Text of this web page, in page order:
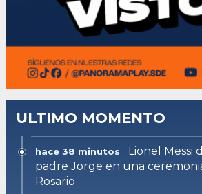
ULTIMO MOMENTO
hace 38 minutos
Lionel Messi
padre Jorge en una
Rosario